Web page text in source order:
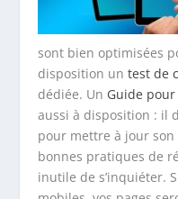
sont bien optimisées
disposition untest de
dédiée. Un Guide
aussi à disposition : il
pour mettre à jour
bonnes pratiques de
inutile de s’inquiéter.